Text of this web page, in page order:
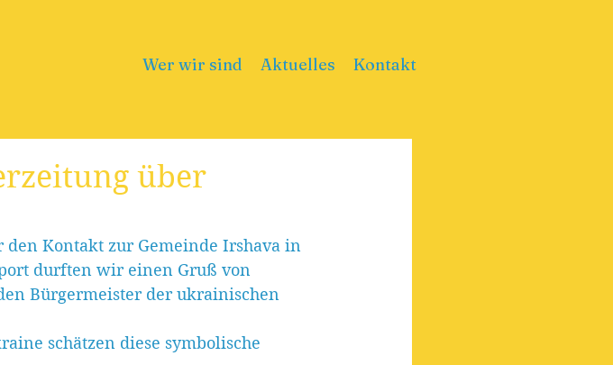
Wer wir sind Aktuelles Kontakt
über
Kontakt zur Gemeinde Irshava in
durften wir einen Gruß von
Bürgermeister der ukrainischen
schätzen diese symbolische